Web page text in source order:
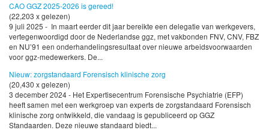
CAO GGZ 2025-2026 is gereed!
(22,203 x gelezen)
9 juli 2025 - In maart eerder dit jaar bereikte een delegatie van werkgevers,
vertegenwoordigd door de Nederlandse ggz, met vakbonden FNV, CNV, FBZ
en NU’91 een onderhandelingsresultaat over nieuwe arbeidsvoorwaarden
voor ggz-medewerkers. De...
Nieuw: zorgstandaard Forensisch klinische zorg
(20,430 x gelezen)
3 december 2024 - Het Expertisecentrum Forensische Psychiatrie (EFP)
heeft samen met een werkgroep van experts de zorgstandaard Forensisch
klinische zorg ontwikkeld, die vandaag is gepubliceerd op GGZ
Standaarden. Deze nieuwe standaard biedt...